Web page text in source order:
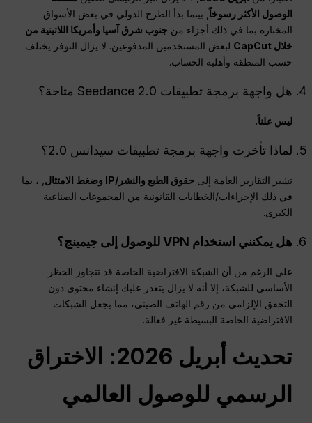
الوصول الأكثر رسوخاً, بينما بدأ الطرح الدولي في بعض الأسواق
المختارة بما في ذلك أجزاء من جنوب شرق آسيا وأمريكا اللاتينية من
خلال CapCut
لبعض المستخدمين المدفوعين. لا يزال التوفر يختلف
حسب المنطقة وأهلية الحساب.
هل واجهة برمجة تطبيقات Seedance 2.0 متاحة؟
ليس علناً.
لماذا تأخرت واجهة برمجة تطبيقات سيدانس 2.0؟
تشير التقارير العامة إلى حقوق الطبع والنشر/IP وضغط الامتثال , ، بما
في ذلك الإجراءات/الخطابات القانونية من المجموعات الصناعية
الكبرى.
هل يمكنني استخدام VPNللوصول إلى جيمينج؟
على الرغم من أن الشبكة الافتراضية الخاصة قد تتجاوز الحظر
الأساسي للشبكة، إلا أنه لا يزال يتعذر عليك إنشاء محتوى دون
التحقق الإلزامي من رقم الهاتف الصيني، مما يجعل الشبكات
الافتراضية الخاصة البسيطة غير فعالة.
تحديث أبريل 2026: الاختراق
الرسمي للوصول العالمي